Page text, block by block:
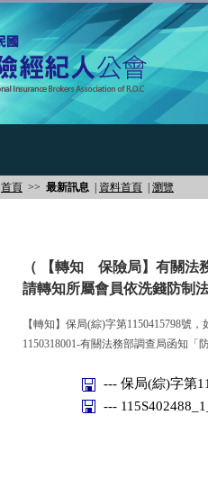
首頁 >> 最新訊息 資料首頁 瀏覽
（ 【轉知 保險局】有關法
請轉知所屬會員依洗錢防制
【轉知】保局(綜)字第1150415798號，
1150318001-有關法務部調查局函知
--- 保局(綜)字第
---